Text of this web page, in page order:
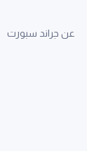
عن جراند سبورت